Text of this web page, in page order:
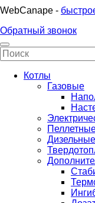
WebCanape -
Обратный звонок
Котлы
Газовые
Дизельные